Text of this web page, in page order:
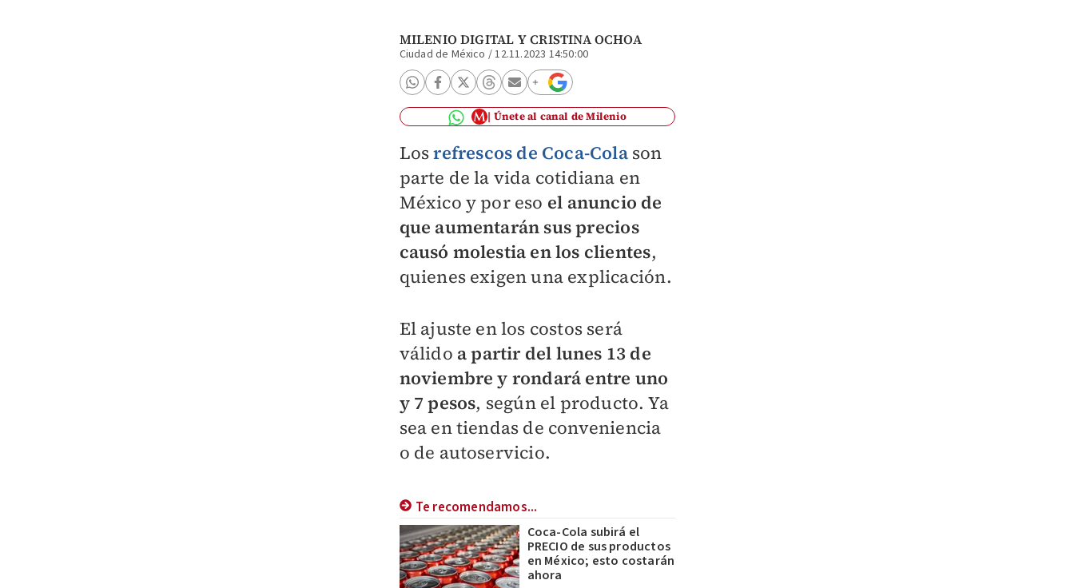
MILENIO DIGITAL Y CRISTINA OCHOA
Ciudad de México /12.11.2023 14:50:00
Únete al canal de Milenio
Losrefrescos de Coca-Colason
parte de la vida cotidiana en
México y por eso el anuncio de
que aumentarán sus precios
causó molestia en los clientes,
quienes exigen una explicación.
El ajuste en los costos será
válido a partir del lunes 13 de
noviembre y rondará entre uno
y 7 pesos, según el producto. Ya
sea en tiendas de conveniencia
o de autoservicio.
Te recomendamos...
Coca-Cola subirá el
PRECIO de sus productos
en México; esto costarán
ahora